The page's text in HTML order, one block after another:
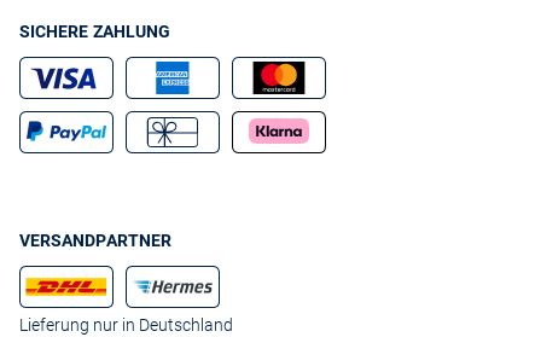
SICHERE ZAHLUNG
VERSANDPARTNER
Lieferung nur in Deutschland